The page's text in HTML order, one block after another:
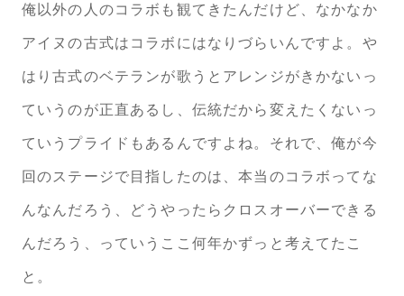
俺以外の人のコラボも観てきたんだけど、なかなか
アイヌの古式はコラボにはなりづらいんですよ。や
はり古式のベテランが歌うとアレンジがきかないっ
ていうのが正直あるし、伝統だから変えたくないっ
ていうプライドもあるんですよね。それで、俺が今
回のステージで目指したのは、本当のコラボってな
んなんだろう、どうやったらクロスオーバーできる
んだろう、っていうここ何年かずっと考えてたこ
と。